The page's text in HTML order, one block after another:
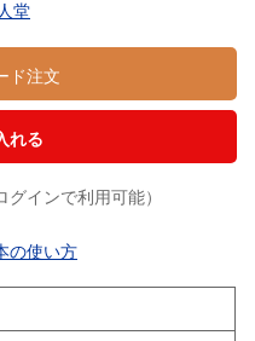
堂
ド注文
れる
インで利用可能）
の使い方